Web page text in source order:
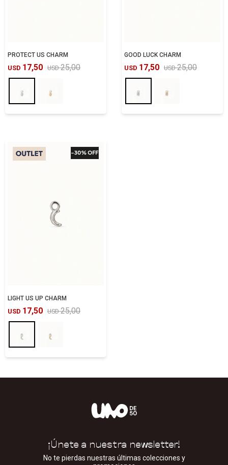
PROTECT US CHARM
USD 17,50 USD 25,00
GOOD LUCK CHARM
USD 17,50 USD 25,00
LIGHT US UP CHARM
USD 17,50 USD 25,00
¡Únete a nuestra newsletter!
No te pierdas nuestras últimas colecciones y